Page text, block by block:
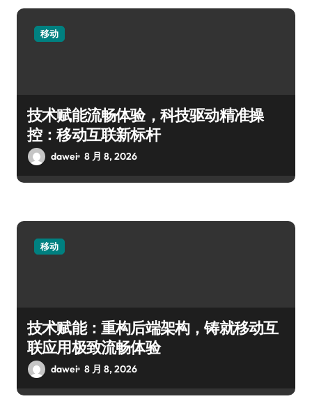
移动
技术赋能流畅体验，科技驱动精准操
控：移动互联新标杆
dawei 8 月 8, 2026
移动
技术赋能：重构后端架构，铸就移动互
联应用极致流畅体验
dawei 8 月 8, 2026